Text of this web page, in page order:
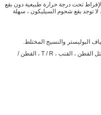
تحت درجة حرارة طبيعية دون بقع
توجد بقع شحوم السيليكون ، سهلة
2يمكن استخدامه في ترفيف جميع أنواع النسيج مثل القطن ، القنب ، T / R ، القطن /